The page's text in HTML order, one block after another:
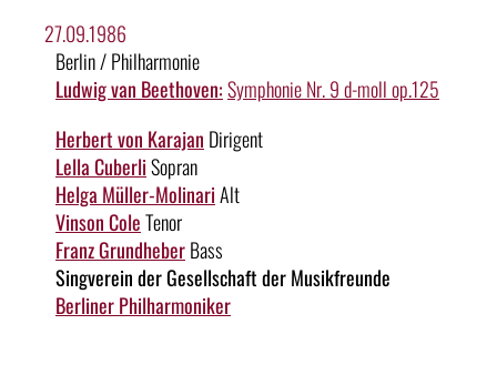
27.09.1986
Berlin / Philharmonie
Ludwig van Beethoven:Symphonie Nr. 9 d-moll op.125
Herbert von Karajan Dirigent
Lella CuberliSopran
Helga Müller-MolinariAlt
Vinson ColeTenor
Franz GrundheberBass
Singverein der Gesellschaft der Musikfreunde
Berliner Philharmoniker